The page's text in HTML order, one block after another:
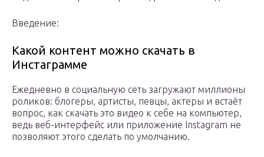
Введение:
Какой контент можно скачать в
Инстаграмме
Ежедневно в социальную сеть загружают миллионы
роликов: блогеры, артисты, певцы, актеры и встаёт
вопрос, как скачать это видео к себе на компьютер,
ведь веб-интерфейс или приложение Instagram не
позволяют этого сделать по умолчанию.